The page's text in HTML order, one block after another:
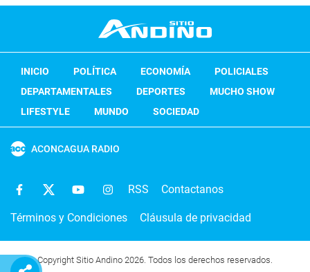
INICIO POLÍTICA ECONOMÍA
POLICIALES
DEPARTAMENTALES
DEPORTES
MUCHO SHOW
LIFESTYLE
MUNDO SOCIEDAD
ACONCAGUA RADIO
RSS Contactanos
Términos y Condiciones Cláusula de privacidad
Copyright Sitio Andino 2026. Todos los derechos reservados.